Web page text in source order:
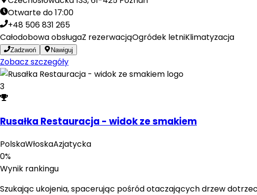
Otwarte do 17:00
+48 506 831 265
Całodobowa obsługaZ rezerwacjąOgródek letniKlimatyzacja
Zadzwoń Nawiguj
Zobacz szczegóły
3
Rusałka Restauracja - widok ze smakiem
PolskaWłoskaAzjatycka
0%
Wynik rankingu
Szukając ukojenia, spacerując pośród otaczających drzew